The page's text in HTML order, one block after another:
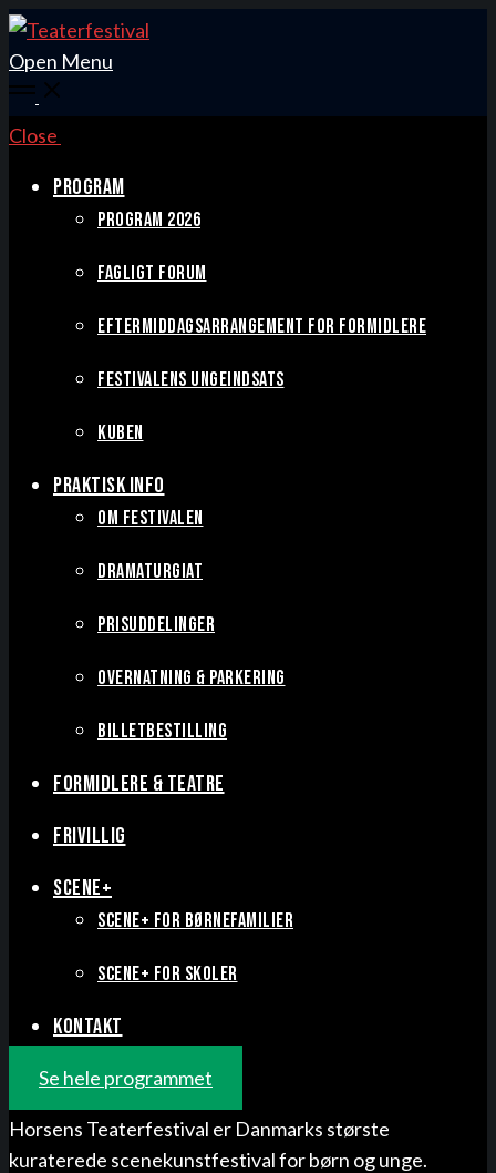
Open Menu
Close
PROGRAM
PROGRAM 2026
FAGLIGT FORUM
EFTERMIDDAGSARRANGEMENT FOR FORMIDLERE
FESTIVALENS UNGEINDSATS
KUBEN
PRAKTISK INFO
OM FESTIVALEN
DRAMATURGIAT
PRISUDDELINGER
OVERNATNING & PARKERING
BILLETBESTILLING
FORMIDLERE & TEATRE
FRIVILLIG
SCENE+
SCENE+ FOR BØRNEFAMILIER
SCENE+ FOR SKOLER
KONTAKT
Se hele programmet
Horsens Teaterfestival er Danmarks største
kuraterede scenekunstfestival for børn og unge.